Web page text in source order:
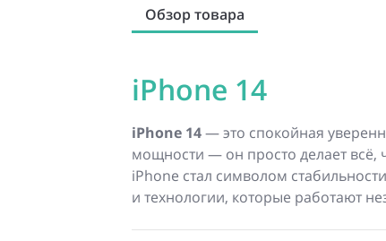
Обзор товара
iPhone 14
iPhone 14— это спокойная
мощности — он просто делает всё,
iPhone стал символом
и технологии, которые работают